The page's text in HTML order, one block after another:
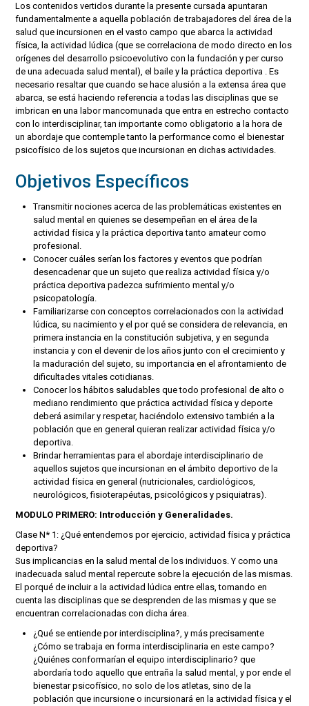
Los contenidos vertidos durante la presente cursada apuntaran
fundamentalmente a aquella población de trabajadores del área de la
salud que incursionen en el vasto campo que abarca la actividad
física, la actividad lúdica (que se correlaciona de modo directo en los
orígenes del desarrollo psicoevolutivo con la fundación y per curso
de una adecuada salud mental), el baile y la práctica deportiva . Es
necesario resaltar que cuando se hace alusión a la extensa área que
abarca, se está haciendo referencia a todas las disciplinas que se
imbrican en una labor mancomunada que entra en estrecho contacto
con lo interdisciplinar, tan importante como obligatorio a la hora de
un abordaje que contemple tanto la performance como el bienestar
psicofísico de los sujetos que incursionan en dichas actividades.
Objetivos Específicos
Transmitir nociones acerca de las problemáticas existentes en
salud mental en quienes se desempeñan en el área de la
actividad física y la práctica deportiva tanto amateur como
profesional.
Conocer cuáles serían los factores y eventos que podrían
desencadenar que un sujeto que realiza actividad física y/o
práctica deportiva padezca sufrimiento mental y/o
psicopatología.
Familiarizarse con conceptos correlacionados con la actividad
lúdica, su nacimiento y el por qué se considera de relevancia, en
primera instancia en la constitución subjetiva, y en segunda
instancia y con el devenir de los años junto con el crecimiento y
la maduración del sujeto, su importancia en el afrontamiento de
dificultades vitales cotidianas.
Conocer los hábitos saludables que todo profesional de alto o
mediano rendimiento que práctica actividad física y deporte
deberá asimilar y respetar, haciéndolo extensivo también a la
población que en general quieran realizar actividad física y/o
deportiva.
Brindar herramientas para el abordaje interdisciplinario de
aquellos sujetos que incursionan en el ámbito deportivo de la
actividad física en general (nutricionales, cardiológicos,
neurológicos, fisioterapéutas, psicológicos y psiquiatras).
MODULO PRIMERO: Introducción y Generalidades.
Clase N* 1: ¿Qué entendemos por ejercicio, actividad física y práctica
deportiva?
Sus implicancias en la salud mental de los individuos. Y como una
inadecuada salud mental repercute sobre la ejecución de las mismas.
El porqué de incluir a la actividad lúdica entre ellas, tomando en
cuenta las disciplinas que se desprenden de las mismas y que se
encuentran correlacionadas con dicha área.
¿Qué se entiende por interdisciplina?, y más precisamente
¿Cómo se trabaja en forma interdisciplinaria en este campo?
¿Quiénes conformarían el equipo interdisciplinario? que
abordaría todo aquello que entraña la salud mental, y por ende el
bienestar psicofísico, no solo de los atletas, sino de la
población que incursione o incursionará en la actividad física y el